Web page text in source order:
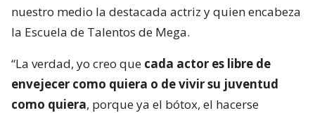
nuestro medio la destacada actriz y quien encabeza
la Escuela de Talentos de Mega.
“La verdad, yo creo que cada actor es libre de
envejecer como quiera o de vivir su juventud
como quiera, porque ya el bótox, el hacerse